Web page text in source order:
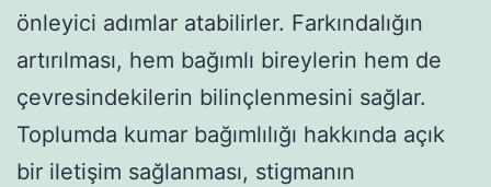
önleyici adımlar atabilirler. Farkındalığın
artırılması, hem bağımlı bireylerin hem de
çevresindekilerin bilinçlenmesini sağlar.
Toplumda kumar bağımlılığı hakkında açık
bir iletişim sağlanması, stigmanın